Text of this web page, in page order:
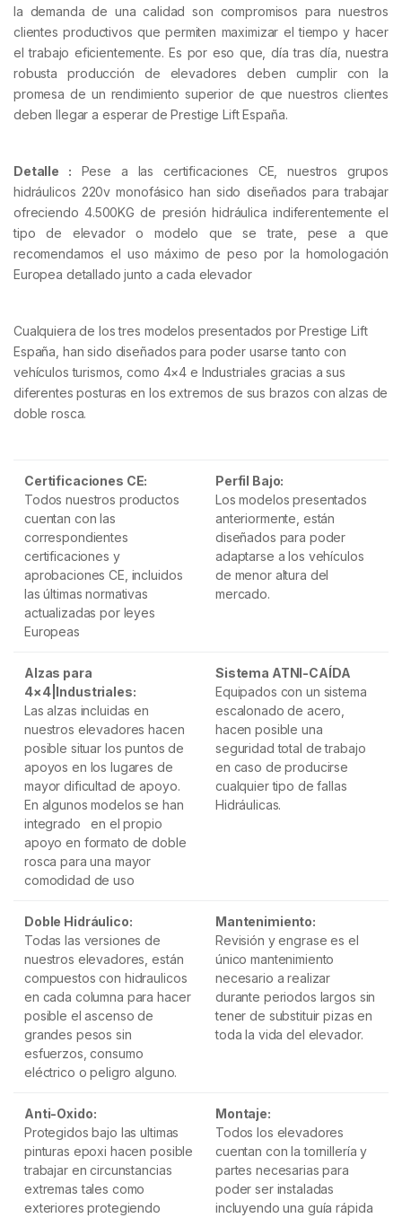
la demanda de una calidad son compromisos para nuestros
clientes productivos que permiten maximizar el tiempo y hacer
el trabajo eficientemente. Es por eso que, día tras día, nuestra
robusta producción de elevadores deben cumplir con la
promesa de un rendimiento superior de que nuestros clientes
deben llegar a esperar de Prestige Lift España.
Detalle : Pese a las certificaciones CE, nuestros grupos
hidráulicos 220v monofásico han sido diseñados para trabajar
ofreciendo 4.500KG de presión hidráulica indiferentemente el
tipo de elevador o modelo que se trate, pese a que
recomendamos el uso máximo de peso por la homologación
Europea detallado junto a cada elevador
Cualquiera de los tres modelos presentados por Prestige Lift
España, han sido diseñados para poder usarse tanto con
vehículos turismos, como 4×4 e Industriales gracias a sus
diferentes posturas en los extremos de sus brazos con alzas de
doble rosca.
Certificaciones CE:
Todos nuestros productos
cuentan con las
correspondientes
certificaciones y
aprobaciones CE, incluidos
las últimas normativas
actualizadas por leyes
Europeas
Perfil Bajo:
Los modelos presentados
anteriormente, están
diseñados para poder
adaptarse a los vehículos
de menor altura del
mercado.
Alzas para
4×4|Industriales:
Las alzas incluidas en
nuestros elevadores hacen
posible situar los puntos de
apoyos en los lugares de
mayor dificultad de apoyo.
En algunos modelos se han
integrado en el propio
apoyo en formato de doble
rosca para una mayor
comodidad de uso
Sistema ATNI-CAÍDA
Equipados con un sistema
escalonado de acero,
hacen posible una
seguridad total de trabajo
en caso de producirse
cualquier tipo de fallas
Hidráulicas.
Doble Hidráulico:
Todas las versiones de
nuestros elevadores, están
compuestos con hidraulicos
en cada columna para hacer
posible el ascenso de
grandes pesos sin
esfuerzos, consumo
eléctrico o peligro alguno.
Mantenimiento:
Revisión y engrase es el
único mantenimiento
necesario a realizar
durante periodos largos sin
tener de substituir pizas en
toda la vida del elevador.
Anti-Oxido:
Protegidos bajo las ultimas
pinturas epoxi hacen posible
trabajar en circunstancias
extremas tales como
exteriores protegiendo
Montaje:
Todos los elevadores
cuentan con la tornillería y
partes necesarias para
poder ser instaladas
incluyendo una guía rápida